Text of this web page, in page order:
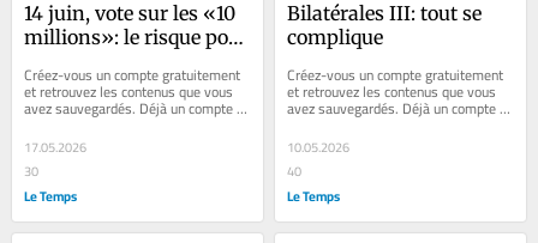
14 juin, vote sur les «10
millions»: le risque pour
périphériques
Créez-vous un compte gratuitement
et retrouvez les contenus que vous
avez sauvegardés. Déjà un compte ?
Se connecter Faites plaisir à vos...
17.05.2026
30
Le Temps
Bilatérales III: tout se
complique
Créez-vous un compte gratuitement
et retrouvez les contenus que vous
avez sauvegardés. Déjà un compte ?
Se connecter Faites plaisir à vos...
10.05.2026
40
Le Temps